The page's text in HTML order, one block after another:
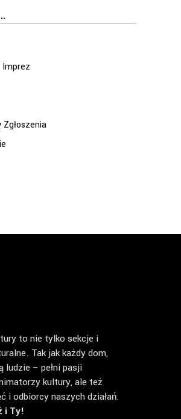
Imprez
to nie tylko sekcje i
Tak jak każdy dom,
ludzie – pełni pasji
kultury, ale też
i odbiorcy naszych działań.
i Ty!